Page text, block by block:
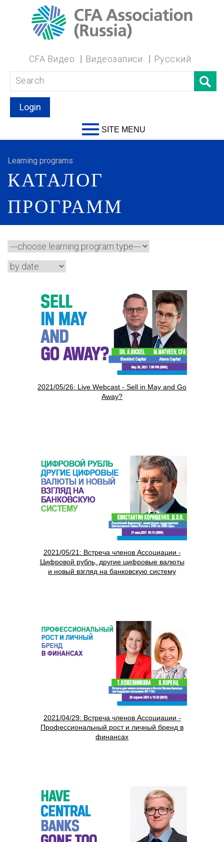
CFA Видео Видеозаписи Русский
Login
SITE MENU
Learning programs
КАТАЛОГ
ПРОГРАММ
2021/05/26: Live Webcast - Sell in May and Go
Away?
2021/05/21: Встреча членов Ассоциации -
Цифровой рубль, другие цифровые валюты
и новый взгляд на банковскую систему
2021/04/29: Встреча членов Ассоциации -
Профессиональный рост и личный бренд в
финансах